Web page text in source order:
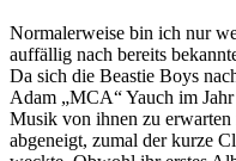
Normalerweise bin ich nur
auffällig nach bereits
Da sich die Beastie Boys
Adam „MCA“ Yauch im
Musik von ihnen zu
abgeneigt, zumal der kurze